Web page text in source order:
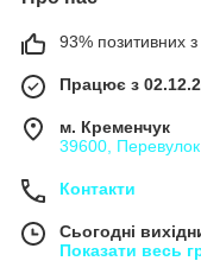
93% позитивних з
Працює з
м. Кременчук
39600,
Контакти
Сьогодні
Показати весь